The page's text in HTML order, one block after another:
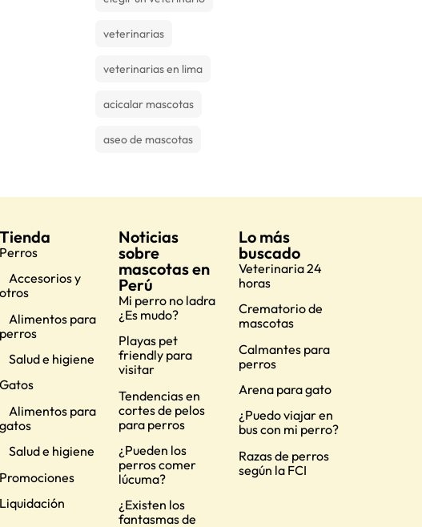
veterinarias
veterinarias en lima
acicalar mascotas
aseo de mascotas
Tienda
Perros
Accesorios y
otros
Alimentos para
perros
Salud e higiene
Gatos
Alimentos para
gatos
Salud e higiene
Promociones
Liquidación
Noticias
sobre
mascotas en
Perú
Mi perro no ladra
¿Es mudo?
Playas pet
friendly para
visitar
Tendencias en
cortes de pelos
para perros
¿Pueden los
perros comer
lúcuma?
¿Existen los
fantasmas de
Lo más
buscado
Veterinaria 24
horas
Crematorio de
mascotas
Calmantes para
perros
Arena para gato
¿Puedo viajar en
bus con mi perro?
Razas de perros
según la FCI